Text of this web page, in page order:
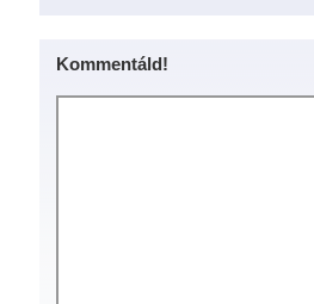
Kommentáld!